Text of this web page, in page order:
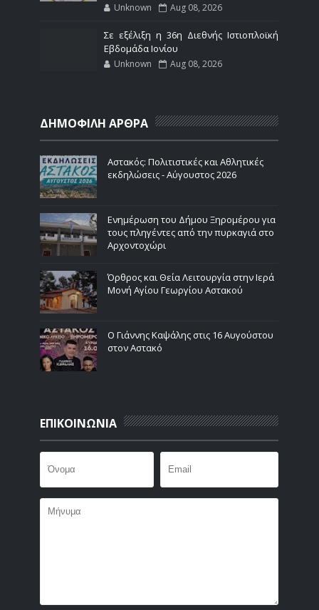
Unknown Aug 08, 2026
Σε εξέλιξη η 36η Διεθνής Ιστιοπλοϊκή
Εβδομάδα Ιονίου
Unknown Aug 08, 2026
ΔΗΜΟΦΙΛΗ ΑΡΘΡΑ
Αστακός: Πολιτιστικές και Αθλητικές
εκδηλώσεις - Αύγουστος 2026
Ενημέρωση του Δήμου Ξηρομέρου για
τους πληγέντες από την πυρκαγιά στο
Αρχοντοχώρι
Όρθρος και Θεία Λειτουργία στην Ιερά
Μονή Αγίου Γεωργίου Αστακού
Ο Γιάννης Καψάλης στις 16 Αυγούστου
στον Αστακό
ΕΠΙΚΟΙΝΩΝΙΑ